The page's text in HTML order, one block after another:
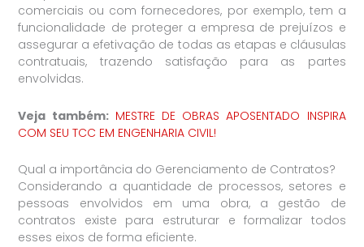
comerciais ou com fornecedores, por exemplo, tem a
funcionalidade de proteger a empresa de prejuízos e
assegurar a efetivação de todas as etapas e cláusulas
contratuais, trazendo satisfação para as partes
envolvidas.
Veja também: MESTRE DE OBRAS APOSENTADO INSPIRA
COM SEU TCC EM ENGENHARIA CIVIL!
Qual a importância do Gerenciamento de Contratos?
Considerando a quantidade de processos, setores e
pessoas envolvidos em uma obra, a gestão de
contratos existe para estruturar e formalizar todos
esses eixos de forma eficiente.